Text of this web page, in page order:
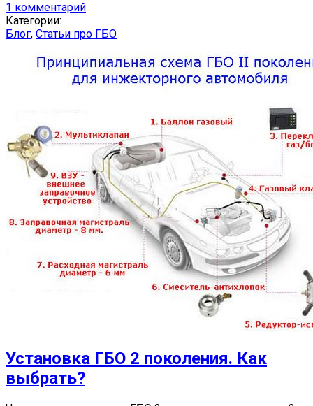
1 комментарий
Категории:
Блог, Статьи про ГБО
Установка ГБО 2 поколения. Как
выбрать?